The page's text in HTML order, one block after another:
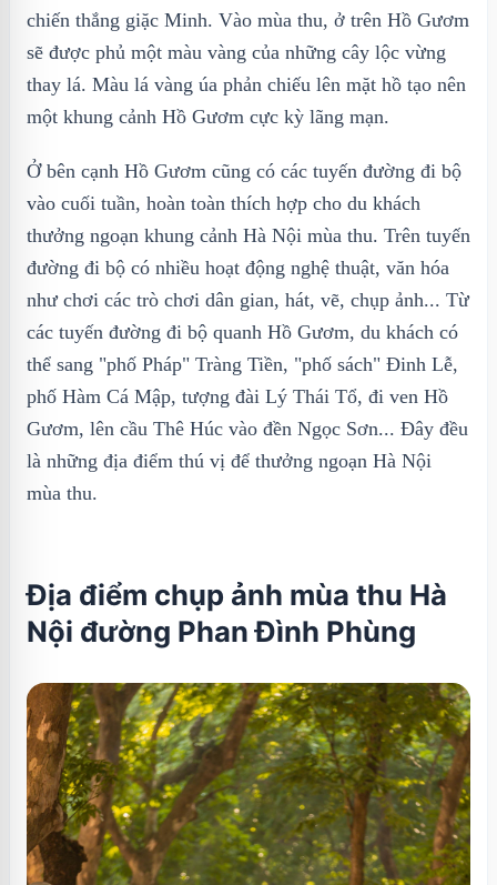
chiến thắng giặc Minh. Vào mùa thu, ở trên Hồ Gươm
sẽ được phủ một màu vàng của những cây lộc vừng
thay lá. Màu lá vàng úa phản chiếu lên mặt hồ tạo nên
một khung cảnh Hồ Gươm cực kỳ lãng mạn.
Ở bên cạnh Hồ Gươm cũng có các tuyến đường đi bộ
vào cuối tuần, hoàn toàn thích hợp cho du khách
thưởng ngoạn khung cảnh Hà Nội mùa thu. Trên tuyến
đường đi bộ có nhiều hoạt động nghệ thuật, văn hóa
như chơi các trò chơi dân gian, hát, vẽ, chụp ảnh... Từ
các tuyến đường đi bộ quanh Hồ Gươm, du khách có
thể sang "phố Pháp" Tràng Tiền, "phố sách" Đinh Lễ,
phố Hàm Cá Mập, tượng đài Lý Thái Tổ, đi ven Hồ
Gươm, lên cầu Thê Húc vào đền Ngọc Sơn... Đây đều
là những địa điểm thú vị để thưởng ngoạn Hà Nội
mùa thu.
Địa điểm chụp ảnh mùa thu Hà
Nội đường Phan Đình Phùng